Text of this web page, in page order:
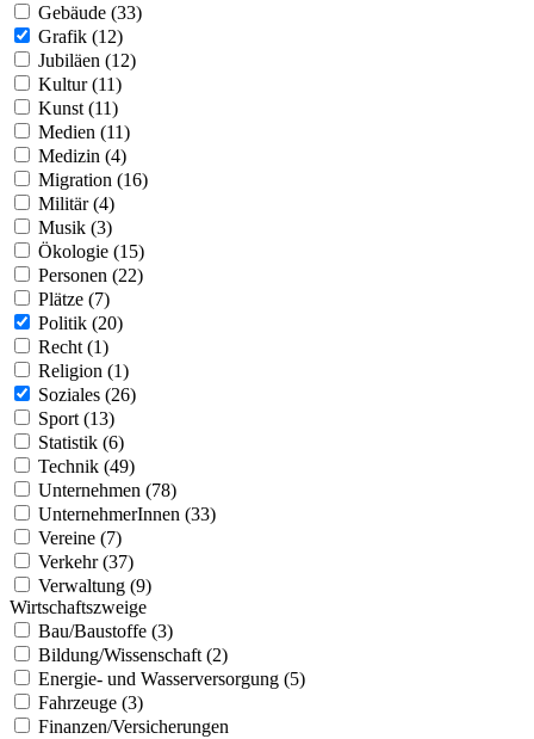
Gebäude (33)
Grafik (12)
Jubiläen (12)
Kultur (11)
Kunst (11)
Medien (11)
Medizin (4)
Migration (16)
Militär (4)
Musik (3)
Ökologie (15)
Personen (22)
Plätze (7)
Politik (20)
Recht (1)
Religion (1)
Soziales (26)
Sport (13)
Statistik (6)
Technik (49)
Unternehmen (78)
UnternehmerInnen (33)
Vereine (7)
Verkehr (37)
Verwaltung (9)
Wirtschaftszweige
Bau/Baustoffe (3)
Bildung/Wissenschaft (2)
Energie- und Wasserversorgung (5)
Fahrzeuge (3)
Finanzen/Versicherungen